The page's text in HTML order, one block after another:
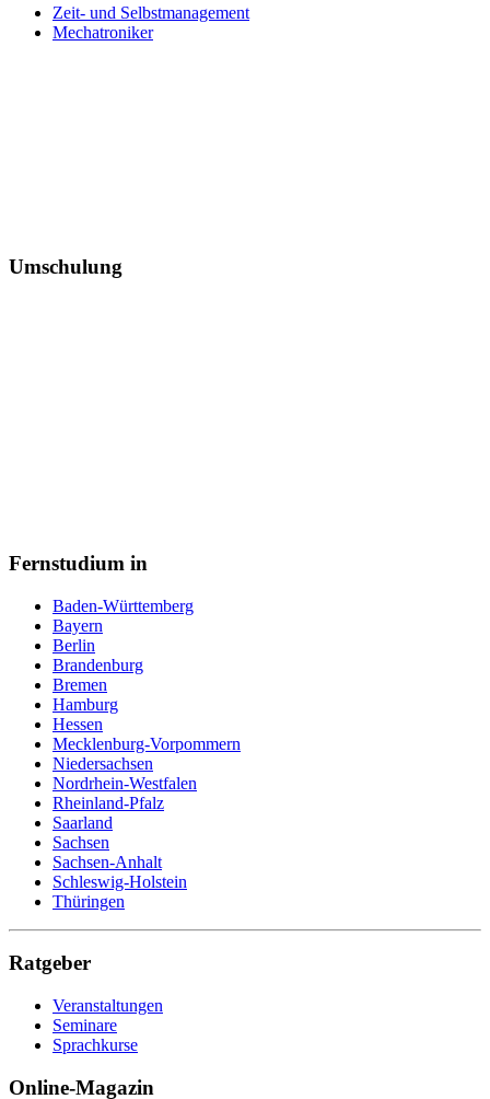
Zeit- und Selbstmanagement
Mechatroniker
Umschulung
Fernstudium in
Baden-Württemberg
Bayern
Berlin
Brandenburg
Bremen
Hamburg
Hessen
Mecklenburg-Vorpommern
Niedersachsen
Nordrhein-Westfalen
Rheinland-Pfalz
Saarland
Sachsen
Sachsen-Anhalt
Schleswig-Holstein
Thüringen
Ratgeber
Veranstaltungen
Seminare
Sprachkurse
Online-Magazin